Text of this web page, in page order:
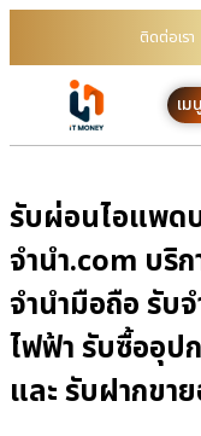
ติดต่อเรา
เม
รับผ่อนไอแพด
จํานํา.com บริ
จำนำมือถือ รับ
ไฟฟ้า รับซื้ออุป
และ รับฝากขา